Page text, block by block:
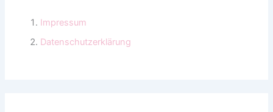
Impressum
Datenschutzerklärung